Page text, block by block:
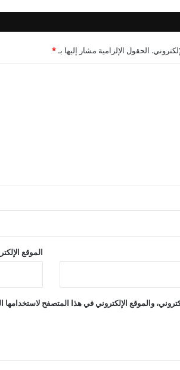
الحقول الإلزامية مشار إليها بـ*
الموقع
والموقع الإلكتروني في هذا المتصفح لاستخدامها